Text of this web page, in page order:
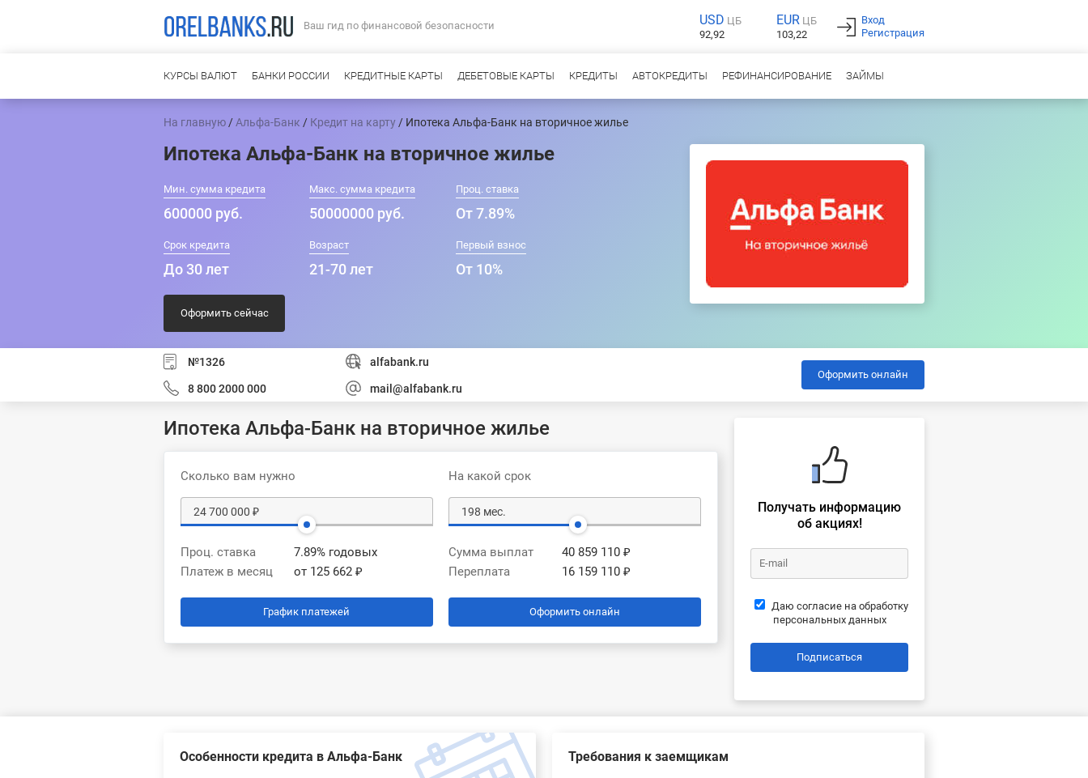
Ваш гид по финансовой безопасности USD ЦБ
92,92
EUR ЦБ
103,22
Вход
Регистрация
КУРСЫ ВАЛЮТ БАНКИ РОССИИ КРЕДИТНЫЕ КАРТЫ ДЕБЕТОВЫЕ КАРТЫ КРЕДИТЫ АВТОКРЕДИТЫ РЕФИНАНСИРОВАНИЕ ЗАЙМЫ
На главную /Альфа-Банк / Кредит на карту / Ипотека Альфа-Банк на вторичное жилье
Ипотека Альфа-Банк на вторичное жилье
Мин. сумма кредита
600000 руб.
Макс. сумма кредита
50000000 руб.
Проц. ставка
От 7.89%
Срок кредита
До 30 лет
Возраст
21-70 лет
Первый взнос
От 10%
Оформить сейчас
№1326 alfabank.ru
8 800 2000 000 mail@alfabank.ru
Оформить онлайн
Ипотека Альфа-Банк на вторичное жилье
Сколько вам нужно На какой срок
Проц. ставка
7.89% годовых
Платеж в месяц
от 125 662 ₽
Сумма выплат
40 859 110 ₽
Переплата
16 159 110 ₽
График платежей Оформить онлайн
Получать информацию
об акциях!
Даю согласие на обработку
персональных данных
Подписаться
Особенности кредита в Альфа-Банк Требования к заемщикам